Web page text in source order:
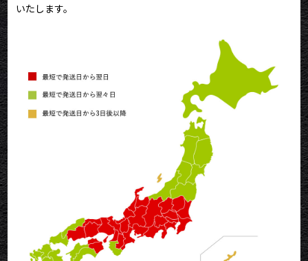
いたします。